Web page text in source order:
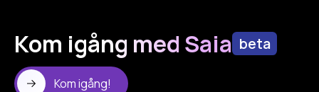
Kom igång med Saia beta
Kom igång!